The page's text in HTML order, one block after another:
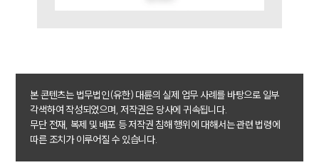
구성원 소개
행정전문변호사
본 콘텐츠는 법무법인(유한) 대륜의 실제 업무 사례를 바탕으로 일부
각색하여 작성되었으며, 저작권은 당사에 귀속됩니다.
무단 전재, 복제 및 배포 등 저작권 침해 행위에 대해서는 관련 법령에
따른 조치가 이루어질 수 있습니다.